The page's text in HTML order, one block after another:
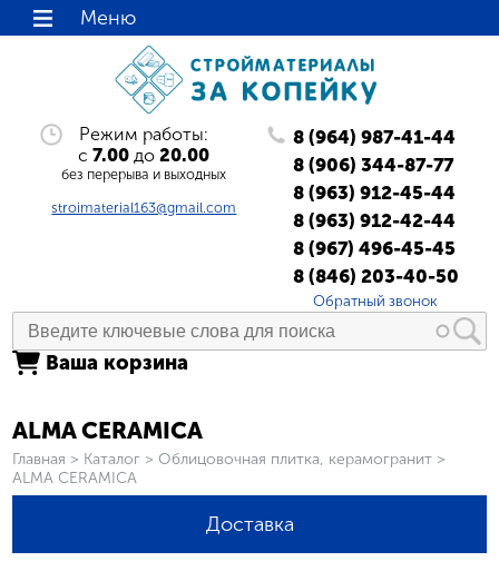
Режим работы:
с7.00 до20.00
без перерыва и выходных
stroimaterial163@gmail.com
8 (964) 987-41-44
8 (906) 344-87-77
8 (963) 912-45-44
8 (963) 912-42-44
8 (967) 496-45-45
8 (846) 203-40-50
Обратный звонок
Ваша корзина
Меню
ALMA CERAMICA
Вы здесь
Главная > Каталог > Облицовочная плитка, керамогранит >
ALMA CERAMICA
Доставка